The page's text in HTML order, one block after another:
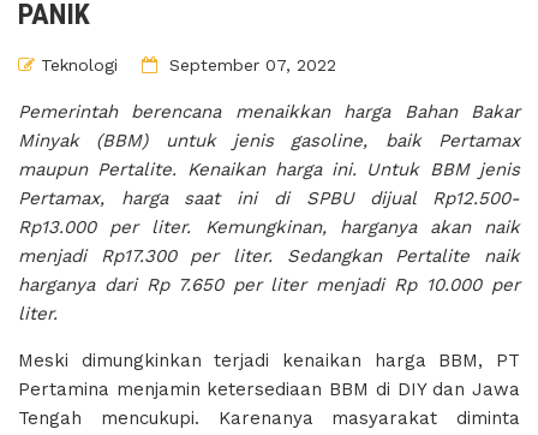
PANIK
Teknologi September 07, 2022
Pemerintah berencana menaikkan harga Bahan Bakar
Minyak (BBM) untuk jenis gasoline, baik Pertamax
maupun Pertalite. Kenaikan harga ini. Untuk BBM jenis
Pertamax, harga saat ini di SPBU dijual Rp12.500-
Rp13.000 per liter. Kemungkinan, harganya akan naik
menjadi Rp17.300 per liter. Sedangkan Pertalite naik
harganya dari Rp 7.650 per liter menjadi Rp 10.000 per
liter.
Meski dimungkinkan terjadi kenaikan harga BBM, PT
Pertamina menjamin ketersediaan BBM di DIY dan Jawa
Tengah mencukupi. Karenanya masyarakat diminta